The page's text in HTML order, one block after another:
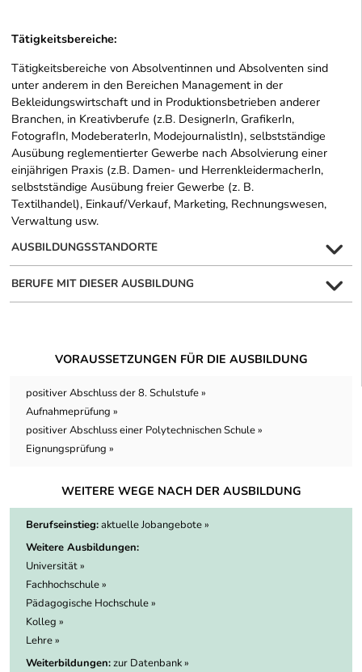
Tätigkeitsbereiche:
Tätigkeitsbereiche von Absolventinnen und Absolventen sind
unter anderem in den Bereichen Management in der
Bekleidungswirtschaft und in Produktionsbetrieben anderer
Branchen, in Kreativberufe (z.B. DesignerIn, GrafikerIn,
FotografIn, ModeberaterIn, ModejournalistIn), selbstständige
Ausübung reglementierter Gewerbe nach Absolvierung einer
einjährigen Praxis (z.B. Damen- und HerrenkleidermacherIn,
selbstständige Ausübung freier Gewerbe (z. B.
Textilhandel), Einkauf/Verkauf, Marketing, Rechnungswesen,
Verwaltung usw.
AUSBILDUNGSSTANDORTE
BERUFE MIT DIESER AUSBILDUNG
VORAUSSETZUNGEN FÜR DIE AUSBILDUNG
positiver Abschluss der 8. Schulstufe »
Aufnahmeprüfung »
positiver Abschluss einer Polytechnischen Schule »
Eignungsprüfung »
WEITERE WEGE NACH DER AUSBILDUNG
Berufseinstieg:aktuelle Jobangebote »
Weitere Ausbildungen:
Universität »
Fachhochschule »
Pädagogische Hochschule »
Kolleg »
Lehre »
Weiterbildungen:zur Datenbank »